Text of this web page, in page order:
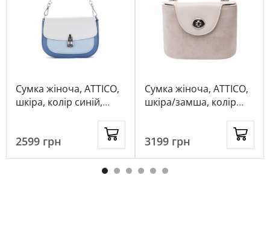
Сумка жіноча, ATTICO,
шкіра, колір синій,
2599 грн
Сумка жіноча, ATTICO,
шкіра/замша, колір
3199 грн